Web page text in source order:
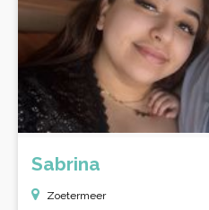
Sabrina
Zoetermeer